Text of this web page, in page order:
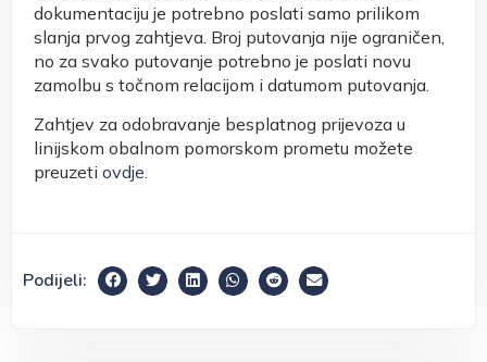
dokumentaciju je potrebno poslati samo prilikom
slanja prvog zahtjeva. Broj putovanja nije ograničen,
no za svako putovanje potrebno je poslati novu
zamolbu s točnom relacijom i datumom putovanja.
Zahtjev za odobravanje besplatnog prijevoza u
linijskom obalnom pomorskom prometu možete
preuzeti ovdje.
Podijeli: